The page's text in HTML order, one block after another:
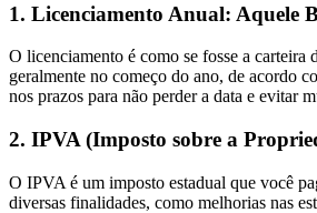
1. Licenciamento Anual: Aquele
O licenciamento é como se fosse a carteira
geralmente no começo do ano, de acordo
nos prazos para não perder a data e evitar
2. IPVA (Imposto sobre a
O IPVA é um imposto estadual que você
diversas finalidades, como melhorias nas